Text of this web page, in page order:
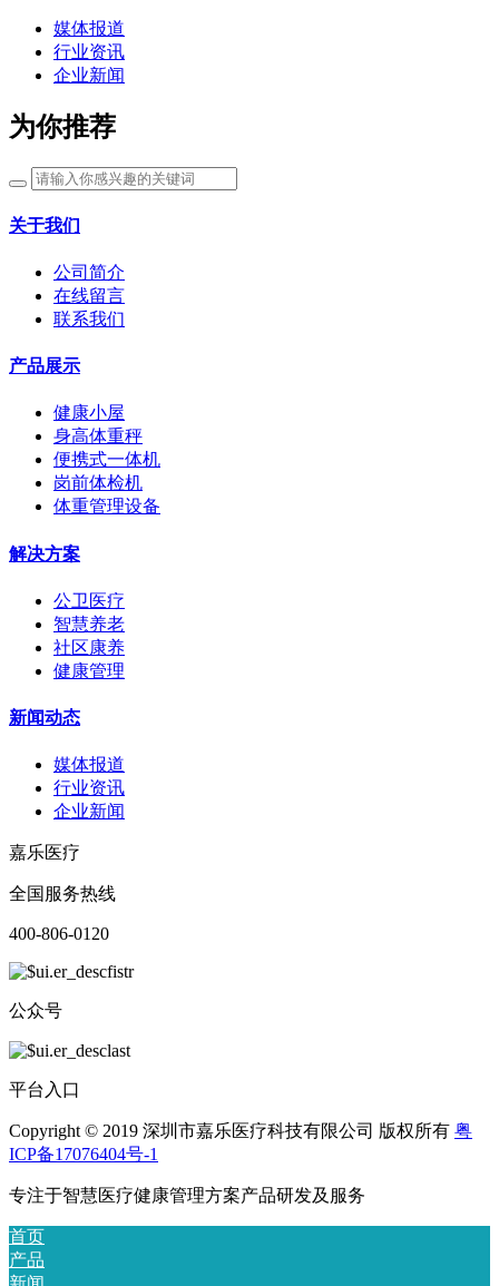
媒体报道
行业资讯
企业新闻
为你推荐
关于我们
公司简介
在线留言
联系我们
产品展示
健康小屋
身高体重秤
便携式一体机
岗前体检机
体重管理设备
解决方案
公卫医疗
智慧养老
社区康养
健康管理
新闻动态
媒体报道
行业资讯
企业新闻
嘉乐医疗
全国服务热线
400-806-0120
公众号
平台入口
Copyright © 2019 深圳市嘉乐医疗科技有限公司 版权所有 粤
ICP备17076404号-1
专注于智慧医疗健康管理方案产品研发及服务
首页
产品